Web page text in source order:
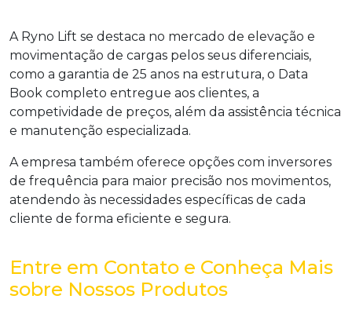
A Ryno Lift se destaca no mercado de elevação e
movimentação de cargas pelos seus diferenciais,
como a garantia de 25 anos na estrutura, o Data
Book completo entregue aos clientes, a
competividade de preços, além da assistência técnica
e manutenção especializada.
A empresa também oferece opções com inversores
de frequência para maior precisão nos movimentos,
atendendo às necessidades específicas de cada
cliente de forma eficiente e segura.
Entre em Contato e Conheça Mais
sobre Nossos Produtos